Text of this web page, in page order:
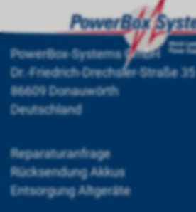
PowerBox-Systems GmbH
Dr.-Friedrich-Drechsler-Straße 35
86609 Donauwörth
Deutschland
Reparaturanfrage
Rücksendung Akkus
Entsorgung Altgeräte